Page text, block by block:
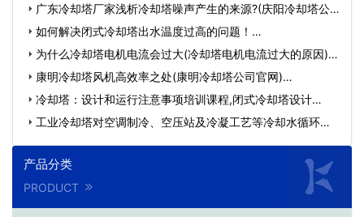
广东冷却塔厂家浅析冷却塔噪声产生的来源?(庆阳冷却塔公
司)…
如何解决闭式冷却塔出水温度过高的问题！…
为什么冷却塔电机电流会过大(冷却塔电机电流过大的原因)
(冷…康明冷却塔风机高效率之处(康明冷却塔公司官网)…
冷却塔：设计和运行注意事项培训课程,闭式冷却塔设计…
工业冷却塔对空调制冷、空压站及冷凝工艺等冷却水循环系
统…
产品分类
PRODUCT